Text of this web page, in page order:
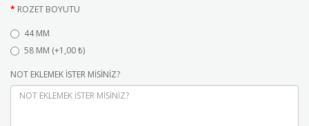
ROZET BOYUTU
44 MM
58 MM (+1,00 ₺)
NOT EKLEMEK İSTER MİSİNİZ?